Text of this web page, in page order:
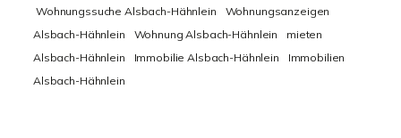
Wohnungssuche Alsbach-Hähnlein
Wohnungsanzeigen
Alsbach-Hähnlein
Wohnung Alsbach-Hähnlein
mieten
Alsbach-Hähnlein
Immobilie Alsbach-Hähnlein
Immobilien
Alsbach-Hähnlein